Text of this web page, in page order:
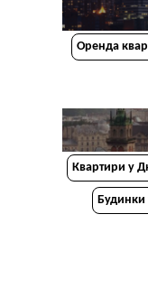
Оренда
Квартири у
Будинки